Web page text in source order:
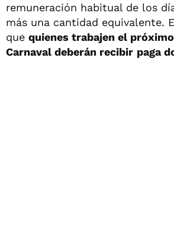
remuneración habitual de los
más una cantidad equivalente.
que quienes trabajen el
Carnaval deberán recibir paga